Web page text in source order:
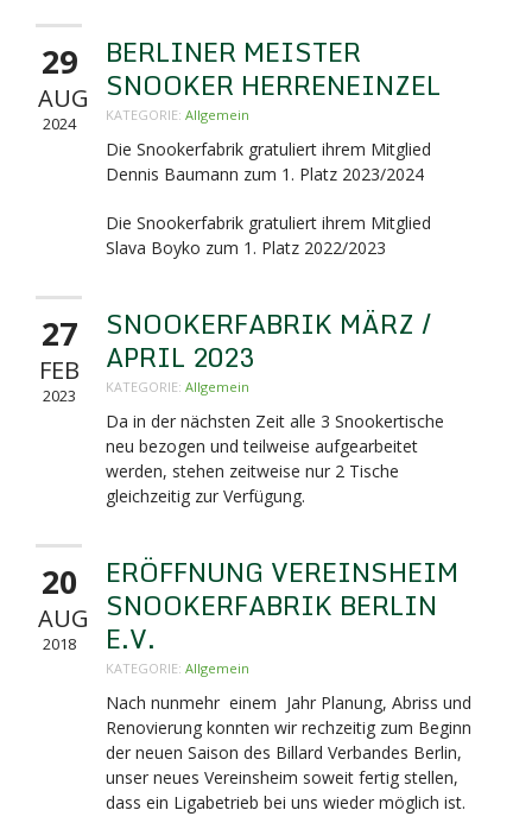
29
AUG
2024
BERLINER MEISTER
SNOOKER HERRENEINZEL
KATEGORIE: Allgemein
Die Snookerfabrik gratuliert ihrem Mitglied
Dennis Baumann zum 1. Platz 2023/2024
Die Snookerfabrik gratuliert ihrem Mitglied
Slava Boyko zum 1. Platz 2022/2023
27
FEB
2023
SNOOKERFABRIK MÄRZ /
APRIL 2023
KATEGORIE: Allgemein
Da in der nächsten Zeit alle 3 Snookertische
neu bezogen und teilweise aufgearbeitet
werden, stehen zeitweise nur 2 Tische
gleichzeitig zur Verfügung.
20
AUG
2018
ERÖFFNUNG VEREINSHEIM
SNOOKERFABRIK BERLIN
E.V.
KATEGORIE: Allgemein
Nach nunmehr einem Jahr Planung, Abriss und
Renovierung konnten wir rechzeitig zum Beginn
der neuen Saison des Billard Verbandes Berlin,
unser neues Vereinsheim soweit fertig stellen,
dass ein Ligabetrieb bei uns wieder möglich ist.